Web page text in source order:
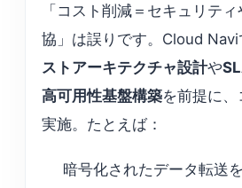
「コスト削減＝セキュリテ
協」は誤りです。Cloud Navi
ストアーキテクチャ設計や
高可用性基盤構築を前提に
実施。たとえば：
暗号化されたデータ転送